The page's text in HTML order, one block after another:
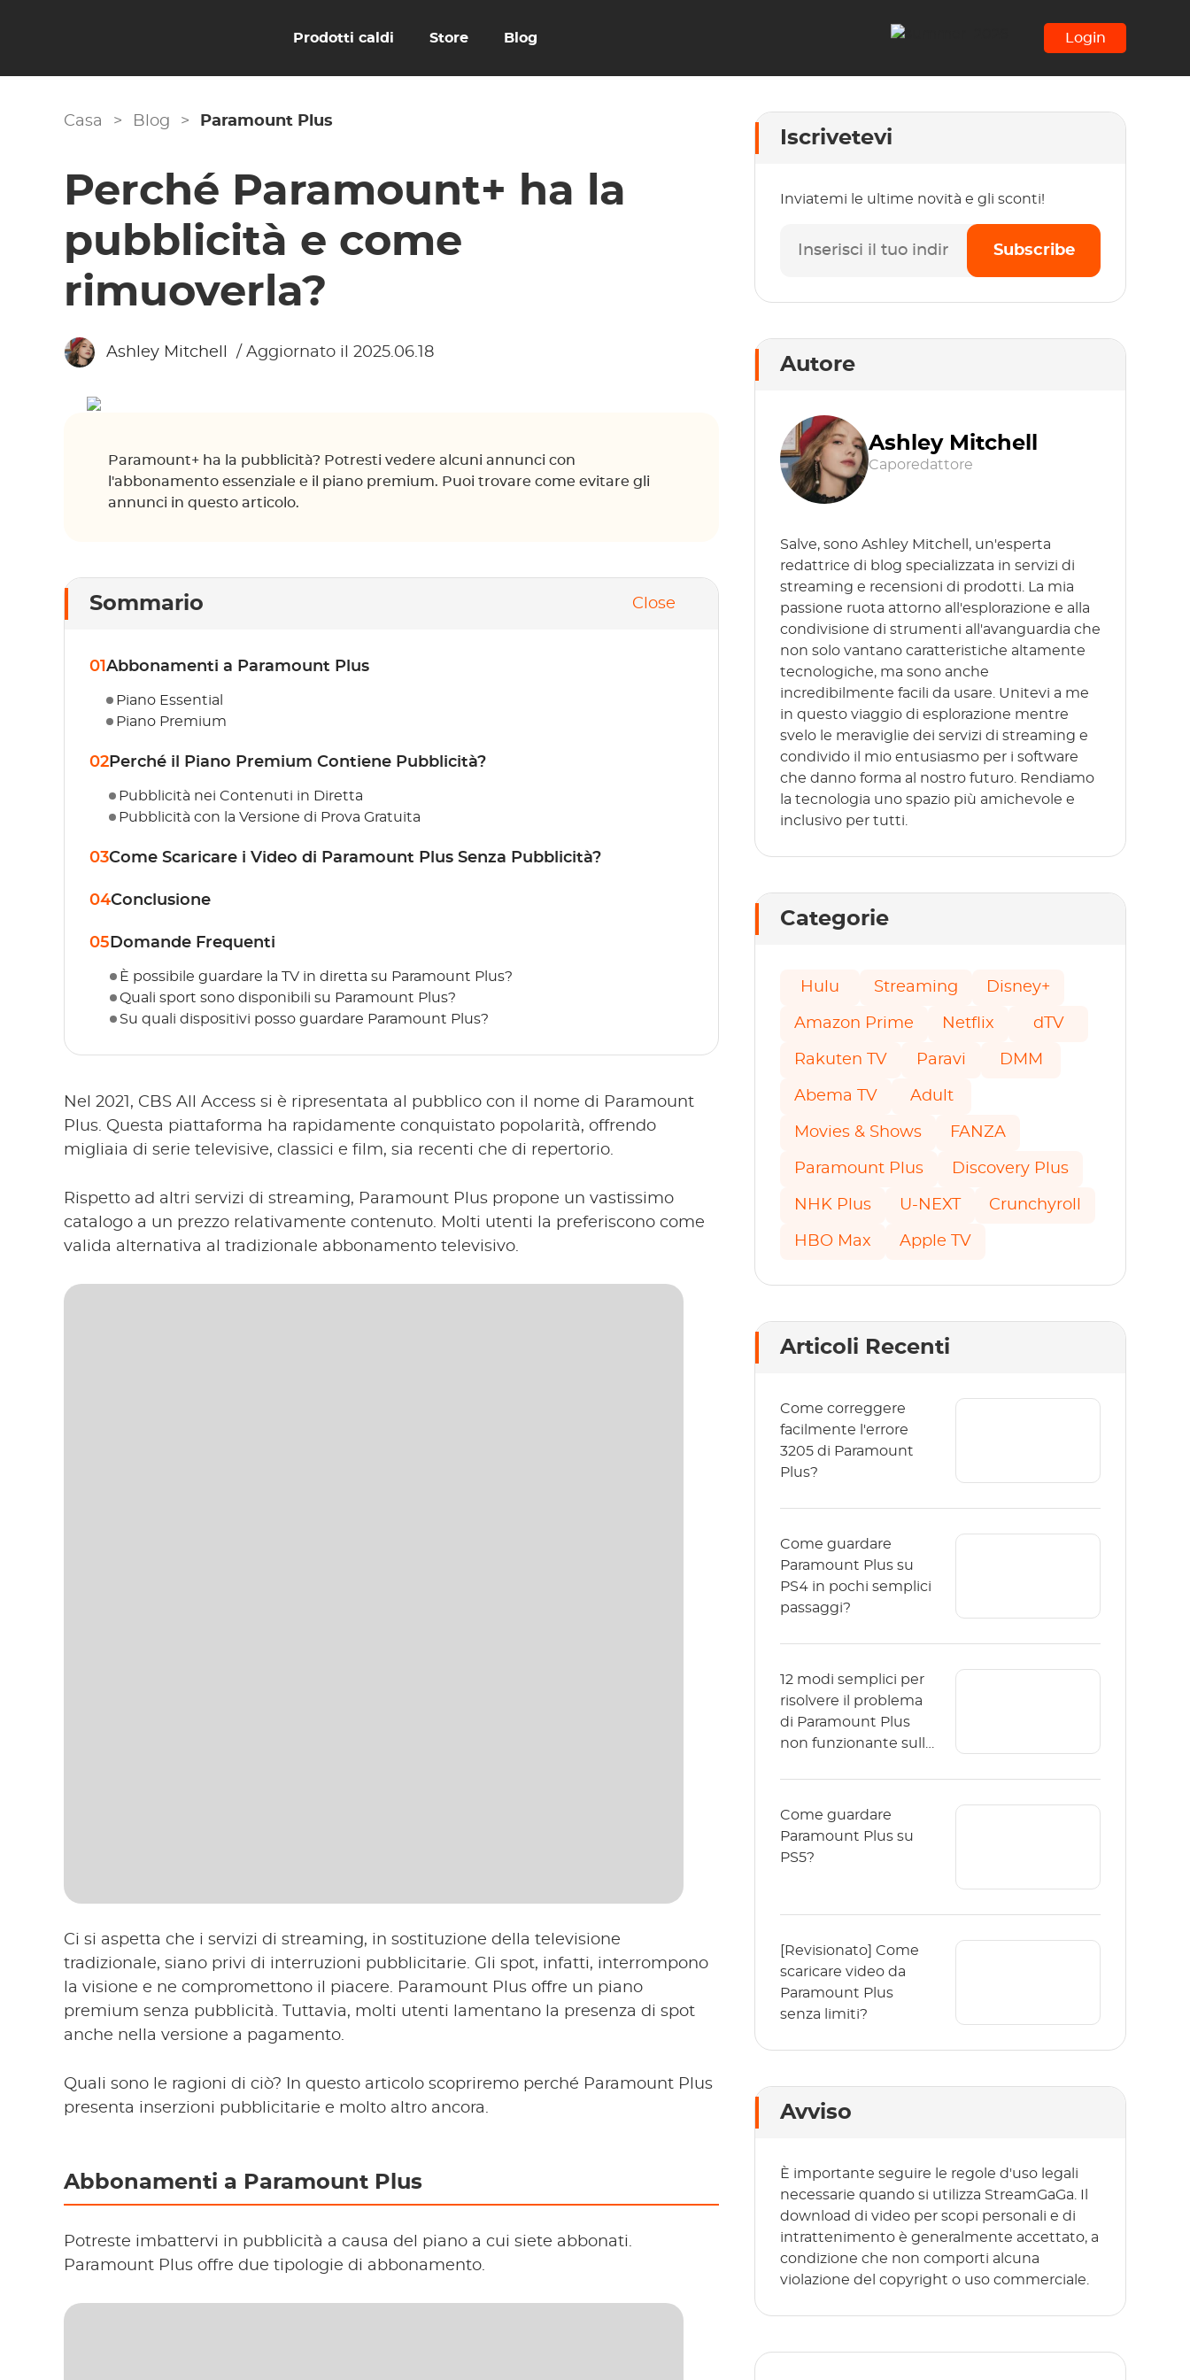
Prodotti caldi Store Blog Login
Casa > Blog > Paramount Plus
Perché Paramount+ ha la
pubblicità e come
rimuoverla?
Ashley Mitchell / Aggiornato il 2025.06.18
Paramount+ ha la pubblicità? Potresti vedere alcuni annunci con
l'abbonamento essenziale e il piano premium. Puoi trovare come evitare gli
annunci in questo articolo.
Sommario Close
01 Abbonamenti a Paramount Plus
Piano Essential
Piano Premium
02 Perché il Piano Premium Contiene Pubblicità?
Pubblicità nei Contenuti in Diretta
Pubblicità con la Versione di Prova Gratuita
03Come Scaricare i Video di Paramount Plus Senza Pubblicità?
04Conclusione
05 Domande Frequenti
È possibile guardare la TV in diretta su Paramount Plus?
Quali sport sono disponibili su Paramount Plus?
Su quali dispositivi posso guardare Paramount Plus?
Nel 2021, CBS All Access si è ripresentata al pubblico con il nome di Paramount
Plus. Questa piattaforma ha rapidamente conquistato popolarità, offrendo
migliaia di serie televisive, classici e film, sia recenti che di repertorio.
Rispetto ad altri servizi di streaming, Paramount Plus propone un vastissimo
catalogo a un prezzo relativamente contenuto. Molti utenti la preferiscono come
valida alternativa al tradizionale abbonamento televisivo.
Ci si aspetta che i servizi di streaming, in sostituzione della televisione
tradizionale, siano privi di interruzioni pubblicitarie. Gli spot, infatti, interrompono
la visione e ne compromettono il piacere. Paramount Plus offre un piano
premium senza pubblicità. Tuttavia, molti utenti lamentano la presenza di spot
anche nella versione a pagamento.
Quali sono le ragioni di ciò? In questo articolo scopriremo perché Paramount Plus
presenta inserzioni pubblicitarie e molto altro ancora.
Abbonamenti a Paramount Plus
Potreste imbattervi in pubblicità a causa del piano a cui siete abbonati.
Paramount Plus offre due tipologie di abbonamento.
Iscrivetevi
Inviatemi le ultime novità e gli sconti!
Subscribe
Autore
Ashley Mitchell
Caporedattore
Salve, sono Ashley Mitchell, un'esperta
redattrice di blog specializzata in servizi di
streaming e recensioni di prodotti. La mia
passione ruota attorno all'esplorazione e alla
condivisione di strumenti all'avanguardia che
non solo vantano caratteristiche altamente
tecnologiche, ma sono anche
incredibilmente facili da usare. Unitevi a me
in questo viaggio di esplorazione mentre
svelo le meraviglie dei servizi di streaming e
condivido il mio entusiasmo per i software
che danno forma al nostro futuro. Rendiamo
la tecnologia uno spazio più amichevole e
inclusivo per tutti.
Categorie
Hulu Streaming Disney+
Amazon Prime Netflix dTV
Rakuten TV Paravi DMM
Abema TV Adult
Movies & Shows FANZA
Paramount Plus Discovery Plus
NHK Plus U-NEXT Crunchyroll
HBO Max Apple TV
Articoli Recenti
Come correggere
facilmente l'errore
3205 di Paramount
Plus?
Come guardare
Paramount Plus su
PS4 in pochi semplici
passaggi?
12 modi semplici per
risolvere il problema
di Paramount Plus
non funzionante sulla
Come guardare
Paramount Plus su
PS5?
[Revisionato] Come
scaricare video da
Paramount Plus
senza limiti?
Avviso
È importante seguire le regole d'uso legali
necessarie quando si utilizza StreamGaGa. Il
download di video per scopi personali e di
intrattenimento è generalmente accettato, a
condizione che non comporti alcuna
violazione del copyright o uso commerciale.